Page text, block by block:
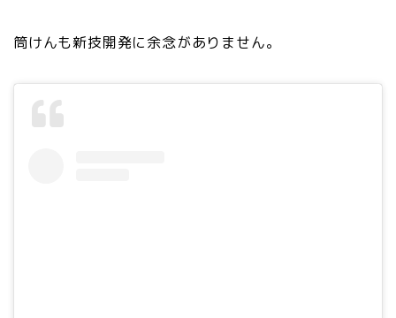
筒けんも新技開発に余念がありません。